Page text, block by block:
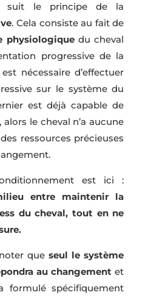
suit le principe de la
. Cela consiste au fait de
physiologiquedu cheval
progressive de la
nécessaire d’effectuer
sur le système du
est déjà capable de
le cheval n’a aucune
ressources précieuses
est ici :
entre maintenir la
du cheval, tout en ne
queseul le système
au changement et
formulé spécifiquement